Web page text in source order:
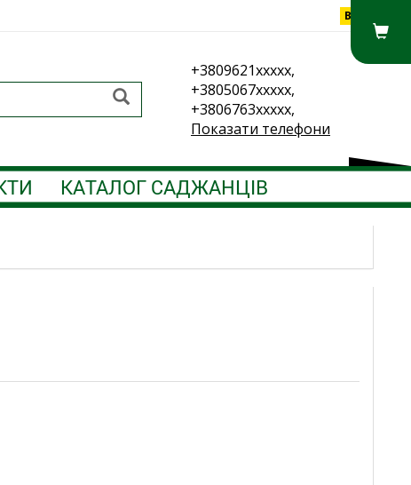
Вхід
+3809621xxxxx,
+3805067xxxxx,
+3806763xxxxx,
Показати телефони
КАТАЛОГ САДЖАНЦІВ